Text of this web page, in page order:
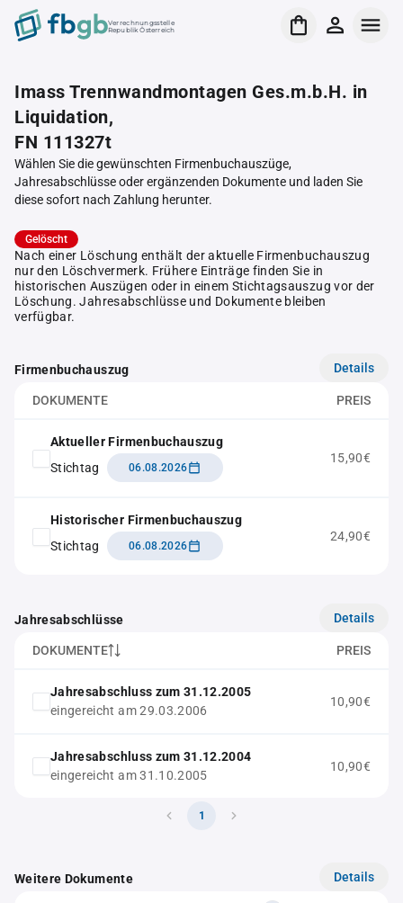
Verrechnungsstelle
Republik Österreich
Imass Trennwandmontagen Ges.m.b.H. in
Liquidation,
FN 111327t
Wählen Sie die gewünschten Firmenbuchauszüge,
Jahresabschlüsse oder ergänzenden Dokumente und laden Sie
diese sofort nach Zahlung herunter.
Gelöscht
Nach einer Löschung enthält der aktuelle Firmenbuchauszug
nur den Löschvermerk. Frühere Einträge finden Sie in
historischen Auszügen oder in einem Stichtagsauszug vor der
Löschung. Jahresabschlüsse und Dokumente bleiben
verfügbar.
Firmenbuchauszug Details
DOKUMENTE PREIS
Aktueller Firmenbuchauszug
Stichtag
06.08.2026
15,90€
Historischer Firmenbuchauszug
Stichtag
06.08.2026
24,90€
Jahresabschlüsse Details
DOKUMENTE PREIS
Jahresabschluss zum 31.12.2005
eingereicht am 29.03.2006
10,90€
Jahresabschluss zum 31.12.2004
eingereicht am 31.10.2005
10,90€
1
Weitere Dokumente Details